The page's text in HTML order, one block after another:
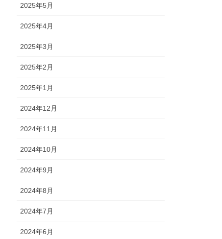
2025年5月
2025年4月
2025年3月
2025年2月
2025年1月
2024年12月
2024年11月
2024年10月
2024年9月
2024年8月
2024年7月
2024年6月